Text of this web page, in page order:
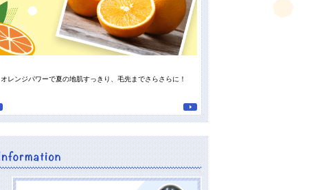
オレンジパワーで夏の地肌すっきり、毛先までさらさらに！
染め方自由自在♪ヘアカラートリ